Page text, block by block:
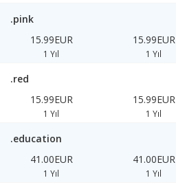
.pink
15.99EUR
1 Yıl
15.99EUR
1 Yıl
.red
15.99EUR
1 Yıl
15.99EUR
1 Yıl
.education
41.00EUR
1 Yıl
41.00EUR
1 Yıl